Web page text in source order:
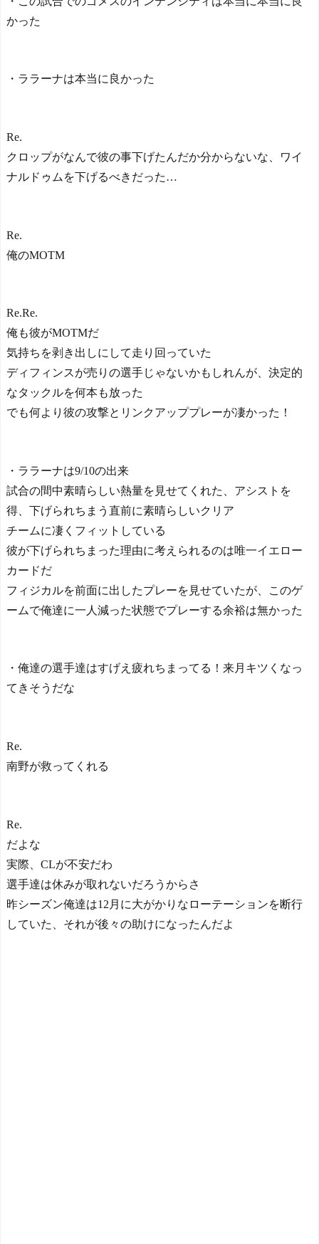
かった
・ララーナは本当に良かった
Re.
クロップがなんで彼の事下げたんだか分からないな、ワイ
ナルドゥムを下げるべきだった…
Re.
俺のMOTM
Re.Re.
俺も彼がMOTMだ
気持ちを剥き出しにして走り回っていた
ディフィンスが売りの選手じゃないかもしれんが、決定的
なタックルを何本も放った
でも何より彼の攻撃とリンクアッププレーが凄かった！
・ララーナは9/10の出来
試合の間中素晴らしい熱量を見せてくれた、アシストを
得、下げられちまう直前に素晴らしいクリア
チームに凄くフィットしている
彼が下げられちまった理由に考えられるのは唯一イエロー
カードだ
フィジカルを前面に出したプレーを見せていたが、このゲ
ームで俺達に一人減った状態でプレーする余裕は無かった
・俺達の選手達はすげえ疲れちまってる！来月キツくなっ
てきそうだな
Re.
南野が救ってくれる
Re.
だよな
実際、CLが不安だわ
選手達は休みが取れないだろうからさ
昨シーズン俺達は12月に大がかりなローテーションを断行
していた、それが後々の助けになったんだよ